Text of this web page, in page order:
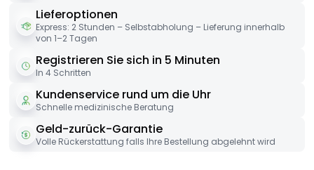
Lieferoptionen
Express: 2 Stunden – Selbstabholung – Lieferung innerhalb
von 1–2 Tagen
Registrieren Sie sich in 5 Minuten
In 4 Schritten
Kundenservice rund um die Uhr
Schnelle medizinische Beratung
Geld-zurück-Garantie
Volle Rückerstattung falls Ihre Bestellung abgelehnt wird